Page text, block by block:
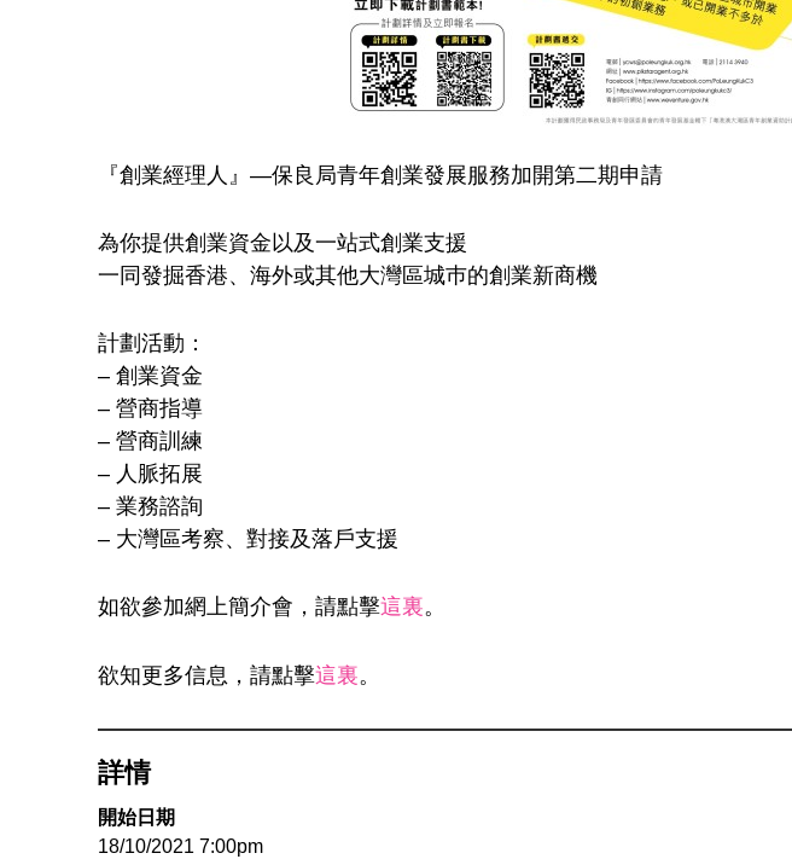
『創業經理人』—保良局青年創業發展服務加開第二期申請
為你提供創業資金以及一站式創業支援
一同發掘香港、海外或其他大灣區城巿的創業新商機
計劃活動：
– 創業資金
– 營商指導
– 營商訓練
– 人脈拓展
– 業務諮詢
– 大灣區考察、對接及落戶支援
如欲參加網上簡介會，請點擊這裏。
欲知更多信息，請點擊這裏。
詳情
開始日期
18/10/2021 7:00pm